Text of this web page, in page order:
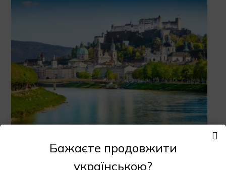
Зальцбургский университет
Бажаєте продовжити
українською?